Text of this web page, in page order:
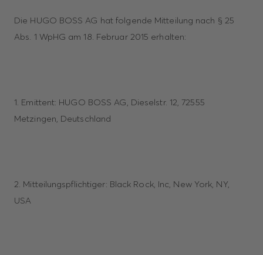
Die HUGO BOSS AG hat folgende Mitteilung nach § 25
Abs. 1 WpHG am 18. Februar 2015 erhalten:
1. Emittent: HUGO BOSS AG, Dieselstr. 12, 72555
Metzingen, Deutschland
2. Mitteilungspflichtiger: Black Rock, Inc, New York, NY,
USA